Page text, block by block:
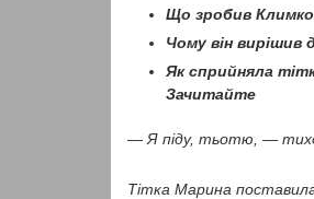
Що зробив
Чому він вирішив
Як сприйняла
Зачитайте
— Я піду, тьотю, —
Тітка Марина